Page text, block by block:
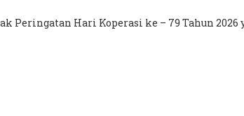
Peringatan Hari Koperasi ke – 79 Tahun